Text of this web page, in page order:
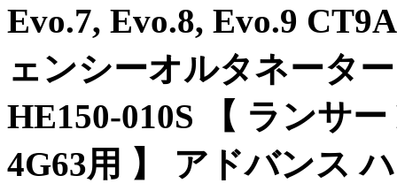
Evo.7, Evo.8, Evo.9
ェンシーオルタネータ
HE150-010S 【 ランサ
4G63用 】 アドバンス